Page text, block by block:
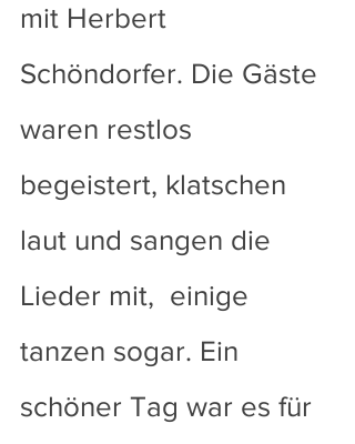
mit Herbert
Schöndorfer. Die Gäste
waren restlos
begeistert, klatschen
laut und sangen die
Lieder mit,  einige
tanzen sogar. Ein
schöner Tag war es für